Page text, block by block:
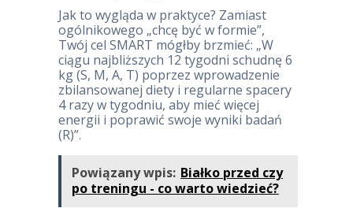
Jak to wygląda w praktyce? Zamiast
ogólnikowego „chcę być w formie”,
Twój cel SMART mógłby brzmieć: „W
ciągu najbliższych 12 tygodni schudnę 6
kg (S, M, A, T) poprzez wprowadzenie
zbilansowanej diety i regularne spacery
4 razy w tygodniu, aby mieć więcej
energii i poprawić swoje wyniki badań
(R)”.
Powiązany wpis: Białko przed czy
po treningu - co warto wiedzieć?